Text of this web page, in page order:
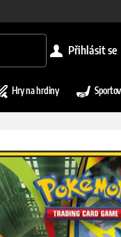
přihlásit se
Hry na hrdiny